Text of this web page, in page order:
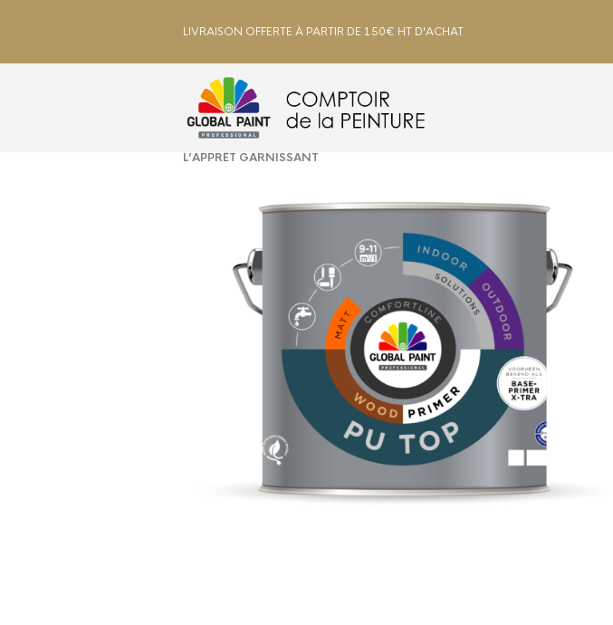
LIVRAISON OFFERTE À PARTIR DE 150€ HT D'ACHAT
ACCUEIL/INTÉRIEUR
L’APPRÊT GARNISSANT